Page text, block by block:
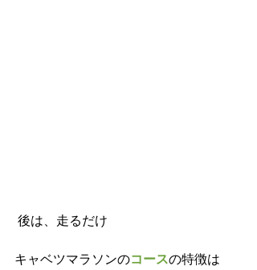
後は、走るだけ
キャベツマラソンのコースの特徴は